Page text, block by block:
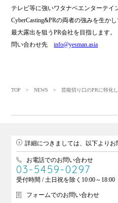
テレビ等に強いワタナベエンターテイ
CyberCasting&PRの両者の強みを生かし
最大露出を狙うPR会社を目指します。
問い合わせ先info@yesman.asia
TOP
>NEWS > 芸能切り口のPRに特化
詳細につきましては、以下よりお
お電話でのお問い合わせ
03-5459-0297
受付時間 / 土日祝を除く10:00～18:00
フォームでのお問い合わせ